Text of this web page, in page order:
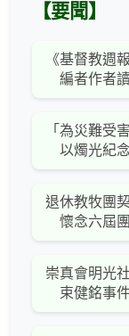
【要聞】
《基督教週
編者作者
「為災難受
以燭光紀
退休教牧團
懷念六屆
崇真會明光
束健銘事